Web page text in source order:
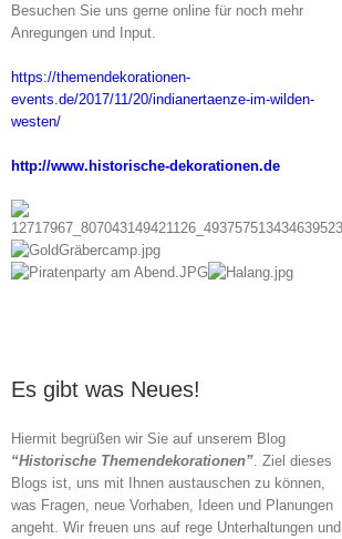
Besuchen Sie uns gerne online für noch mehr
Anregungen und Input.
https://themendekorationen-
events.de/2017/11/20/indianertaenze-im-wilden-
westen/
http://www.historische-dekorationen.de
Es gibt was Neues!
Hiermit begrüßen wir Sie auf unserem Blog
“Historische Themendekorationen” . Ziel dieses
Blogs ist, uns mit Ihnen austauschen zu können,
was Fragen, neue Vorhaben, Ideen und Planungen
angeht. Wir freuen uns auf rege Unterhaltungen und